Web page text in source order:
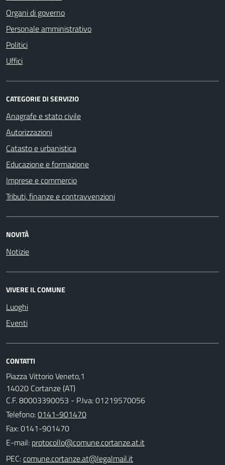
Organi di governo
Personale amministrativo
Politici
Uffici
CATEGORIE DI SERVIZIO
Anagrafe e stato civile
Autorizzazioni
Catasto e urbanistica
Educazione e formazione
Imprese e commercio
Tributi, finanze e contravvenzioni
NOVITÀ
Notizie
VIVERE IL COMUNE
Luoghi
Eventi
CONTATTI
Piazza Vittorio Veneto,1
14020 Cortanze (AT)
C.F. 80003390053 - P.Iva: 01219570056
Telefono:0141-901470
Fax: 0141-901470
E-mail:
PEC: